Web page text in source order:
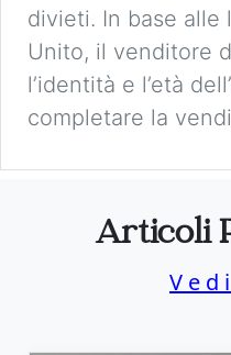
divieti. In base alle
Unito, il venditore
l’identità e l’età
completare la
Articoli